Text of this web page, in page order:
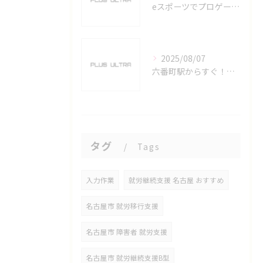
eスポーツでプロゲーマーを目指す愛知県名古屋市の最新キャリアガイド
2025/08/07
六番町駅からすぐ！名古屋のeスポーツ施設で快適なプレイ環境を確保
タグ Tags
入力作業 就労継続支援 名古屋 おすすめ
名古屋市 就労移行支援
名古屋市 障害者 就労支援
名古屋市 就労継続支援B型